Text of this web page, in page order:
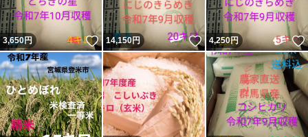
3,650円 いいね！
14,150円 いいね！
4,250円